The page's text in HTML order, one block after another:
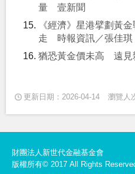
量 壹新聞
《經濟》星港擘劃黃
走 時報資訊／張佳琪
猶恐黃金價未高 遠見
更新日期：2026-04-14 瀏覽人
財團法人新世代金融基金會
版權所有© 2017 All Rights